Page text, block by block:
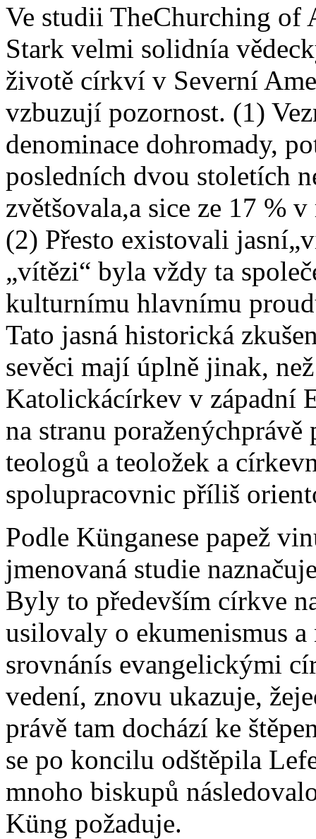
Ve studii TheChurching of
Stark velmi solidnía
životě církví v Severní
vzbuzují pozornost. (1)
denominace dohromady,
posledních dvou stoletích
zvětšovala,a sice ze 17 %
(2) Přesto existovali
„vítězi“ byla vždy ta
kulturnímu hlavnímu
Tato jasná historická
sevěci mají úplně jinak,
Katolickácírkev v západní
na stranu
teologů a teoložek a
spolupracovnic příliš
Podle Künganese papež
jmenovaná studie
Byly to především církve
usilovaly o ekumenismus
srovnánís evangelickými
vedení, znovu ukazuje,
právě tam dochází ke
se po koncilu odštěpila
mnoho biskupů
Küng požaduje.